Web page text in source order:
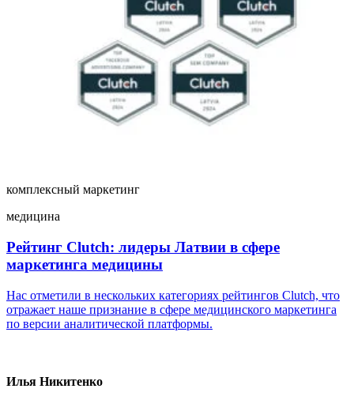
комплексный маркетинг
медицина
Рейтинг Clutch: лидеры Латвии в сфере
маркетинга медицины
Нас отметили в нескольких категориях рейтингов Clutch, что
отражает наше признание в сфере медицинского маркетинга
по версии аналитической платформы.
Илья Никитенко